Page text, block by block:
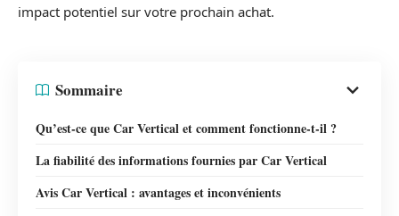
impact potentiel sur votre prochain achat.
Sommaire
Qu’est-ce que Car Vertical et comment fonctionne-t-il ?
La fiabilité des informations fournies par Car Vertical
Avis Car Vertical : avantages et inconvénients